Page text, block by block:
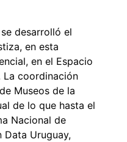
desarrolló el
en esta
en el Espacio
coordinación
Museos de la
de lo que hasta el
Nacional de
Data Uruguay,